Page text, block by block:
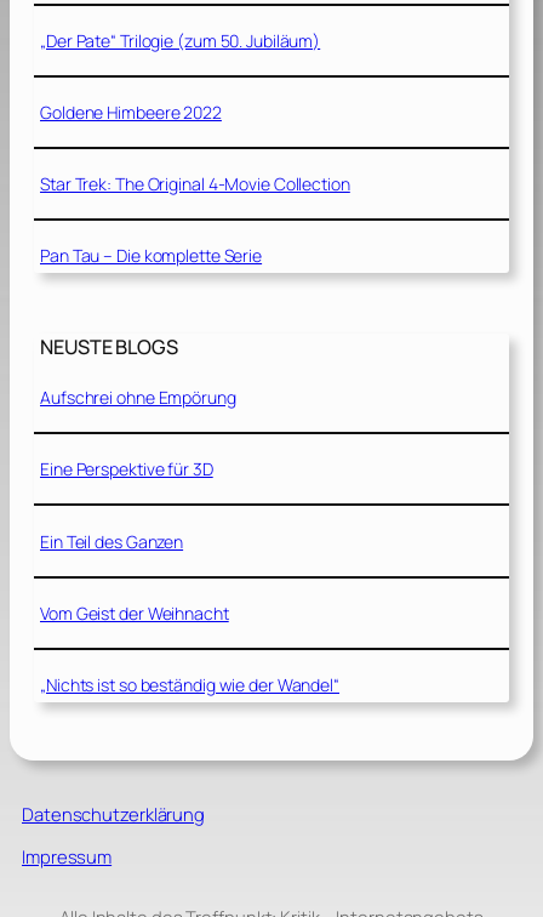
„Der Pate“ Trilogie (zum 50. Jubiläum)
Goldene Himbeere 2022
Star Trek: The Original 4-Movie Collection
Pan Tau – Die komplette Serie
NEUSTE BLOGS
Aufschrei ohne Empörung
Eine Perspektive für 3D
Ein Teil des Ganzen
Vom Geist der Weihnacht
„Nichts ist so beständig wie der Wandel“
Datenschutzerklärung
Impressum